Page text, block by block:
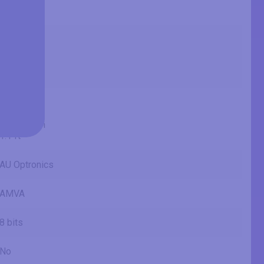
336.15 mm
1.1 ft
AU Optronics
AMVA
8 bits
No